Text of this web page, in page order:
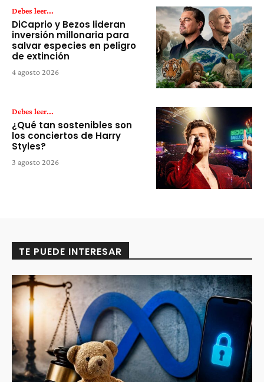
Debes leer...
DiCaprio y Bezos lideran
inversión millonaria para
salvar especies en peligro
de extinción
4 agosto 2026
Debes leer...
¿Qué tan sostenibles son
los conciertos de Harry
Styles?
3 agosto 2026
TE PUEDE INTERESAR